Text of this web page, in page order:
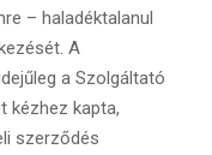
– haladéktalanul
A
a Szolgáltató
kézhez kapta,
szerződés